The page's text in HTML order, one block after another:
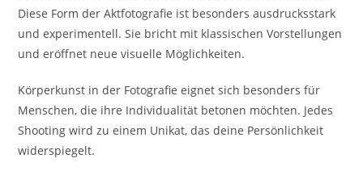
Diese Form der Aktfotografie ist besonders ausdrucksstark
und experimentell. Sie bricht mit klassischen Vorstellungen
und eröffnet neue visuelle Möglichkeiten.
Körperkunst in der Fotografie eignet sich besonders für
Menschen, die ihre Individualität betonen möchten. Jedes
Shooting wird zu einem Unikat, das deine Persönlichkeit
widerspiegelt.